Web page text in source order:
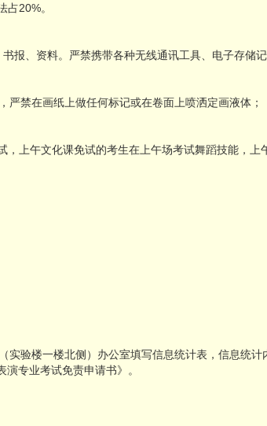
20%。
报、资料。严禁携带各种无线通讯工具、电子存储
禁在画纸上做任何标记或在卷面上喷洒定画液体；
上午文化课免试的考生在上午场考试舞蹈技能，上
验楼一楼北侧）办公室填写信息统计表，信息统计
专业考试免责申请书》。